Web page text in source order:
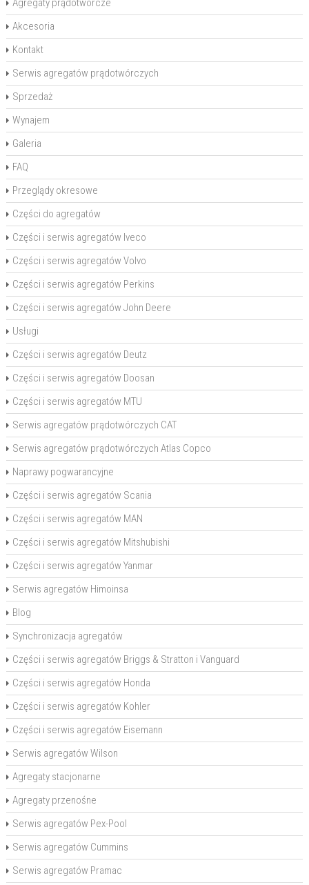
Agregaty prądotwórcze
Akcesoria
Kontakt
Serwis agregatów prądotwórczych
Sprzedaż
Wynajem
Galeria
FAQ
Przeglądy okresowe
Części do agregatów
Części i serwis agregatów Iveco
Części i serwis agregatów Volvo
Części i serwis agregatów Perkins
Części i serwis agregatów John Deere
Usługi
Części i serwis agregatów Deutz
Części i serwis agregatów Doosan
Części i serwis agregatów MTU
Serwis agregatów prądotwórczych CAT
Serwis agregatów prądotwórczych Atlas Copco
Naprawy pogwarancyjne
Części i serwis agregatów Scania
Części i serwis agregatów MAN
Części i serwis agregatów Mitshubishi
Części i serwis agregatów Yanmar
Serwis agregatów Himoinsa
Blog
Synchronizacja agregatów
Części i serwis agregatów Briggs & Stratton i Vanguard
Części i serwis agregatów Honda
Części i serwis agregatów Kohler
Części i serwis agregatów Eisemann
Serwis agregatów Wilson
Agregaty stacjonarne
Agregaty przenośne
Serwis agregatów Pex-Pool
Serwis agregatów Cummins
Serwis agregatów Pramac